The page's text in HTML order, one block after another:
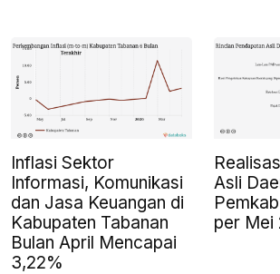
Inflasi Sektor
Informasi, Komunikasi
dan Jasa Keuangan di
Kabupaten Tabanan
Bulan April Mencapai
3,22%
Asli
per Mei